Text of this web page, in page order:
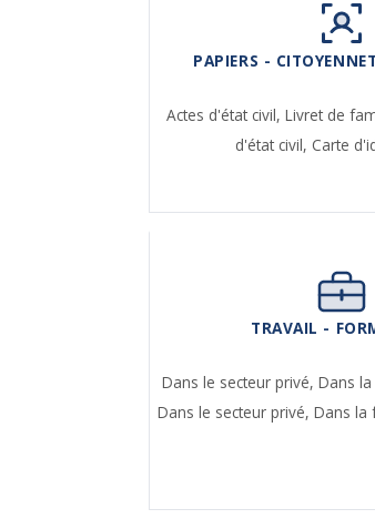
PAPIERS -
Actes d'état civil,Livret de
d'état civil, Carte
TRAVAIL -
Dans le secteur privé, Dans
Dans le secteur privé,Dans la